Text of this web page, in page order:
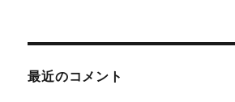
最近のコメント